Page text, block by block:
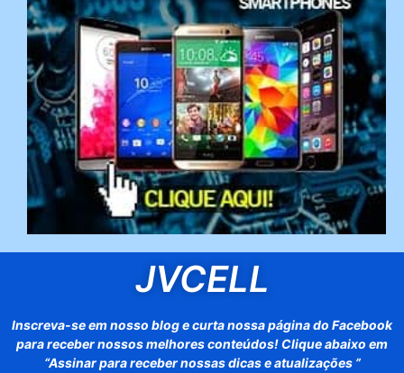
JVCELL
Inscreva-se em nosso blog e curta nossa página do Facebook
para receber nossos melhores conteúdos! Clique abaixo em
“Assinar para receber nossas dicas e atualizações ”